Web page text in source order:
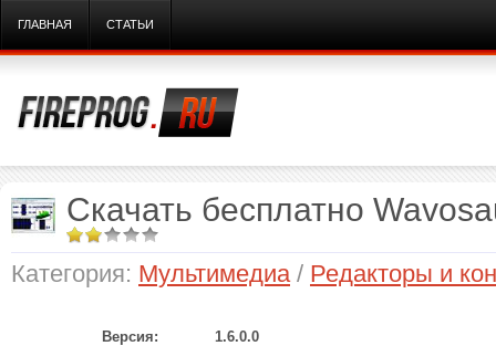
ГЛАВНАЯ СТАТЬИ
Скачать бесплатно
Категория: Мультимедиа/ Редакторы и
Версия:
1.6.0.0